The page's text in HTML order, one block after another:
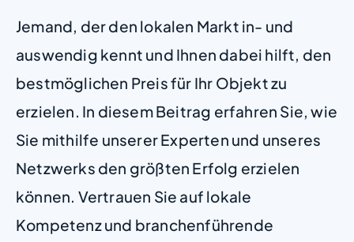
Jemand, der den lokalen Markt in- und
auswendig kennt und Ihnen dabei hilft, den
bestmöglichen Preis für Ihr Objekt zu
erzielen. In diesem Beitrag erfahren Sie, wie
Sie mithilfe unserer Experten und unseres
Netzwerks den größten Erfolg erzielen
können. Vertrauen Sie auf lokale
Kompetenz und branchenführende